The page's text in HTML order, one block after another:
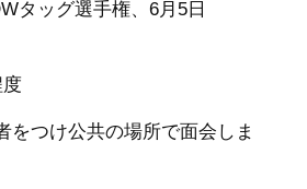
タッグ選手権、6月5日
つけ公共の場所で面会しま